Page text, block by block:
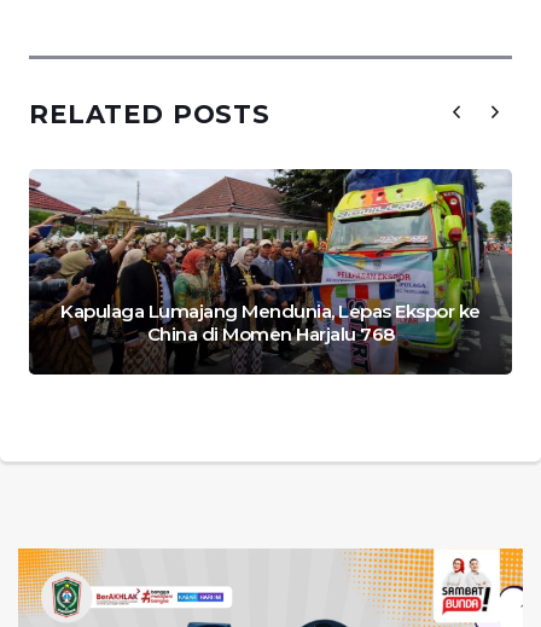
RELATED POSTS
Kapulaga Lumajang Mendunia, Lepas Ekspor ke
China di Momen Harjalu 768